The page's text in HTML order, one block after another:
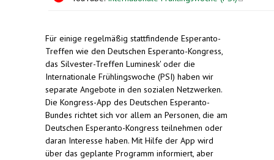
Für einige regelmäßig stattfindende Esperanto-
Treffen wie den Deutschen Esperanto-Kongress,
das Silvester-Treffen Luminesk' oder die
Internationale Frühlingswoche (PSI) haben wir
separate Angebote in den sozialen Netzwerken.
Die Kongress-App des Deutschen Esperanto-
Bundes richtet sich vor allem an Personen, die am
Deutschen Esperanto-Kongress teilnehmen oder
daran Interesse haben. Mit Hilfe der App wird
über das geplante Programm informiert, aber